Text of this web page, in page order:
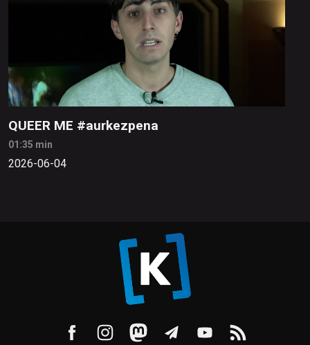
QUEER ME #aurkezpena
01:35 min
2026-06-04